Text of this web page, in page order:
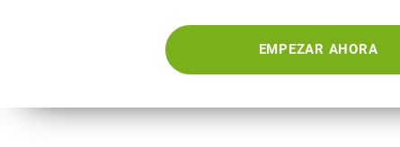
EMPEZAR AHORA